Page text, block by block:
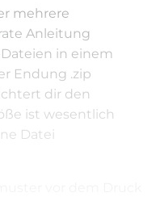
mehrere
Anleitung
in einem
Endung .zip
dir den
ist wesentlich
Datei